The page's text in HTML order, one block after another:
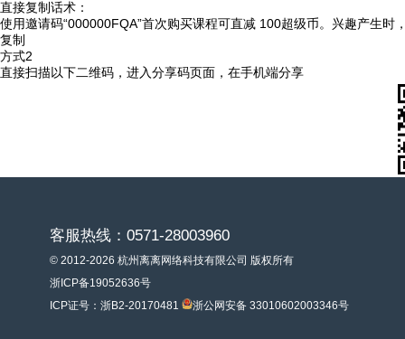
直接复制话术：
使用邀请码“000000FQA”首次购买课程可直减 100超级币。兴趣产生时
复制
方式2
直接扫描以下二维码，进入分享码页面，在手机端分享
客服热线：0571-28003960
© 2012-2026 杭州离离网络科技有限公司 版权所有
浙ICP备19052636号
ICP证号：浙B2-20170481
浙公网安备 33010602003346号